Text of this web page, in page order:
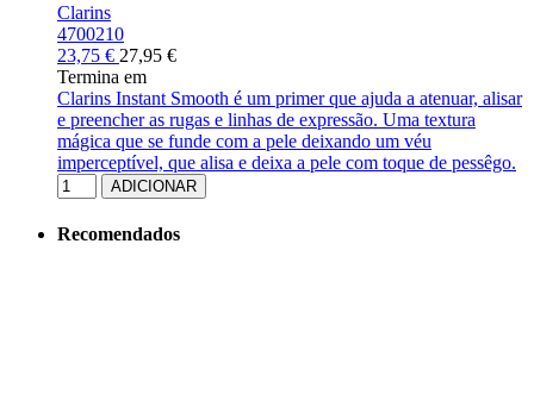
Clarins
4700210
23,75 € 27,95 €
Termina em
Clarins Instant Smooth é um primer que ajuda a atenuar, alisar
e preencher as rugas e linhas de expressão. Uma textura
mágica que se funde com a pele deixando um véu
imperceptível, que alisa e deixa a pele com toque de pessêgo.
ADICIONAR
Recomendados